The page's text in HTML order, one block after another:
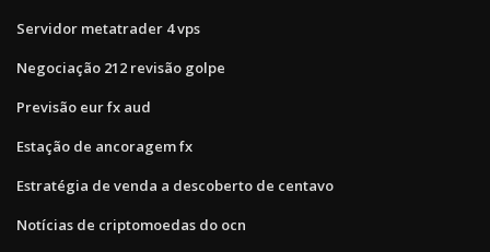
Servidor metatrader 4 vps
Negociação 212 revisão golpe
Previsão eur fx aud
Estação de ancoragem fx
Estratégia de venda a descoberto de centavo
Notícias de criptomoedas do ocn